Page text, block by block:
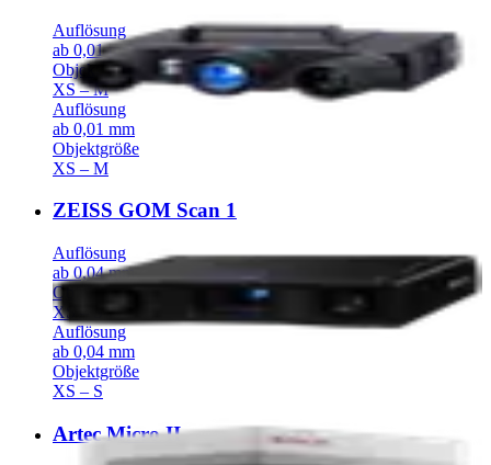
Auflösung
ab 0,01 mm
Objektgröße
XS – M
Auflösung
ab 0,01 mm
Objektgröße
XS – M
ZEISS GOM Scan 1
Auflösung
ab 0,04 mm
Objektgröße
XS – S
Auflösung
ab 0,04 mm
Objektgröße
XS – S
Artec Micro II